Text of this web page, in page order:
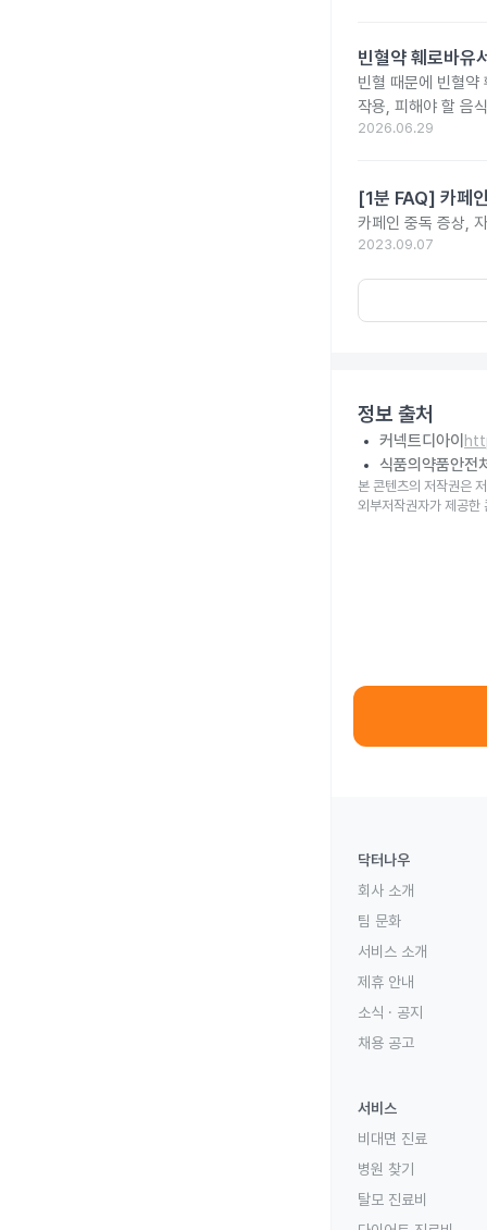
빈혈약 훼로바유
빈혈 때문에 빈혈약
작용, 피해야 할 음
2026.06.29
[1분 FAQ] 카페
카페인 중독 증상,
2023.09.07
정보 출처
커넥트디아이
식품의약품안전
본 콘텐츠의 저작권은
외부저작권자가 제공한
닥터나우
회사 소개
팀 문화
서비스 소개
제휴 안내
소식 · 공지
채용 공고
서비스
비대면 진료
병원 찾기
탈모 진료비